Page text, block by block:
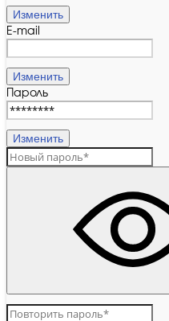
Изменить
E-mail
Изменить
Пароль
Изменить